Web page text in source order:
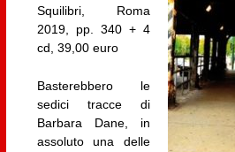
Squilibri, Roma
2019, pp. 340 + 4
cd, 39,00 euro
Basterebbero le
sedici tracce di
Barbara Dane, in
assoluto una delle